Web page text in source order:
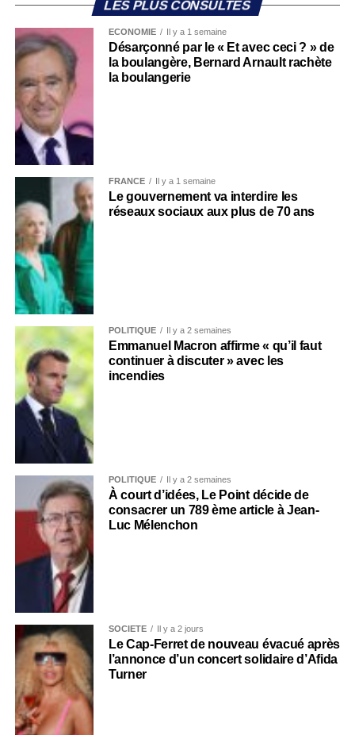
LES PLUS CONSULTÉS
ECONOMIE Il y a 1 semaine
Désarçonné par le « Et avec ceci ? » de
la boulangère, Bernard Arnault rachète
la boulangerie
FRANCE Il y a 1 semaine
Le gouvernement va interdire les
réseaux sociaux aux plus de 70 ans
POLITIQUE Il y a 2 semaines
Emmanuel Macron affirme « qu’il faut
continuer à discuter » avec les
incendies
POLITIQUE Il y a 2 semaines
À court d’idées, Le Point décide de
consacrer un 789 ème article à Jean-
Luc Mélenchon
SOCIÉTÉ Il y a 2 jours
Le Cap-Ferret de nouveau évacué après
l’annonce d’un concert solidaire d’Afida
Turner